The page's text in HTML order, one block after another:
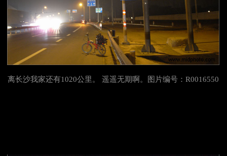
离长沙我家还有1020公里。 遥遥无期啊。图片编号：R0016550